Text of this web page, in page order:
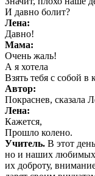
И давно болит?
Лена:
Давно!
Мама:
Очень жаль!
А я хотела
Взять тебя с собой в
Автор:
Покраснев, сказала
Лена:
Кажется,
Прошло колено.
Учитель. В этот
но и наших любимых
их доброту,